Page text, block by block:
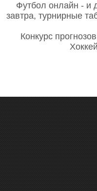
Футбол онлайн - и
завтра, турнирные
Конкурс